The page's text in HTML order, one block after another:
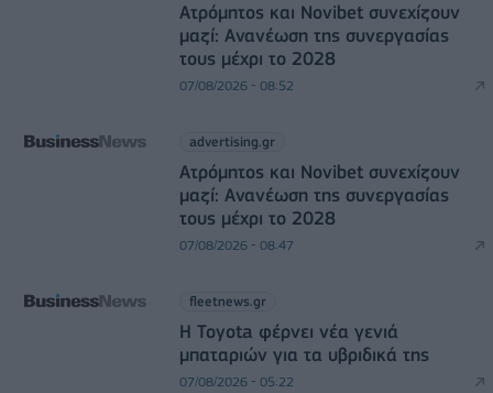
Ατρόμητος και Novibet συνεχίζουν
μαζί: Ανανέωση της συνεργασίας
τους μέχρι το 2028
07/08/2026 - 08:52
advertising.gr
Ατρόμητος και Novibet συνεχίζουν
μαζί: Ανανέωση της συνεργασίας
τους μέχρι το 2028
07/08/2026 - 08:47
fleetnews.gr
Η Toyota φέρνει νέα γενιά
μπαταριών για τα υβριδικά της
07/08/2026 - 05:22